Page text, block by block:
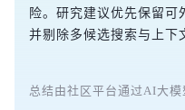
险。研究建议优先保留可
并剔除多候选搜索与上下
总结由社区平台通过AI大模